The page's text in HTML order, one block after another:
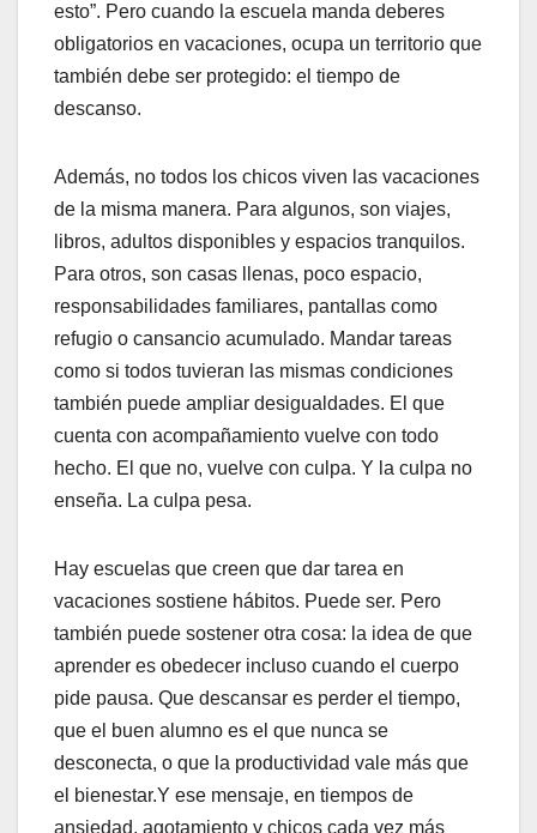
esto”. Pero cuando la escuela manda deberes
obligatorios en vacaciones, ocupa un territorio que
también debe ser protegido: el tiempo de
descanso.
Además, no todos los chicos viven las vacaciones
de la misma manera. Para algunos, son viajes,
libros, adultos disponibles y espacios tranquilos.
Para otros, son casas llenas, poco espacio,
responsabilidades familiares, pantallas como
refugio o cansancio acumulado. Mandar tareas
como si todos tuvieran las mismas condiciones
también puede ampliar desigualdades. El que
cuenta con acompañamiento vuelve con todo
hecho. El que no, vuelve con culpa. Y la culpa no
enseña. La culpa pesa.
Hay escuelas que creen que dar tarea en
vacaciones sostiene hábitos. Puede ser. Pero
también puede sostener otra cosa: la idea de que
aprender es obedecer incluso cuando el cuerpo
pide pausa. Que descansar es perder el tiempo,
que el buen alumno es el que nunca se
desconecta, o que la productividad vale más que
el bienestar.Y ese mensaje, en tiempos de
ansiedad, agotamiento y chicos cada vez más